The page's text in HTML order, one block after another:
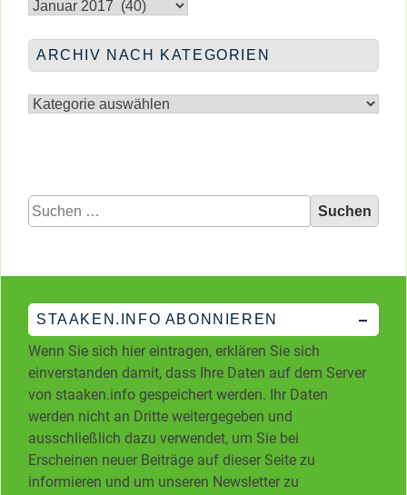
nach
ARCHIV NACH KATEGORIEN
nach
Suchen
nach:
STAAKEN.INFO ABONNIEREN
Wenn Sie sich hier eintragen, erklären Sie sich
einverstanden damit, dass Ihre Daten auf dem Server
von staaken.info gespeichert werden. Ihr Daten
werden nicht an Dritte weitergegeben und
ausschließlich dazu verwendet, um Sie bei
Erscheinen neuer Beiträge auf dieser Seite zu
informieren und um unseren Newsletter zu